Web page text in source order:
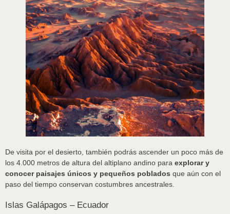
De visita por el desierto, también podrás ascender un poco más de
los 4.000 metros de altura del altiplano andino para explorar y
conocer paisajes únicos y pequeños poblados que aún con el
paso del tiempo conservan costumbres ancestrales.
Islas Galápagos – Ecuador